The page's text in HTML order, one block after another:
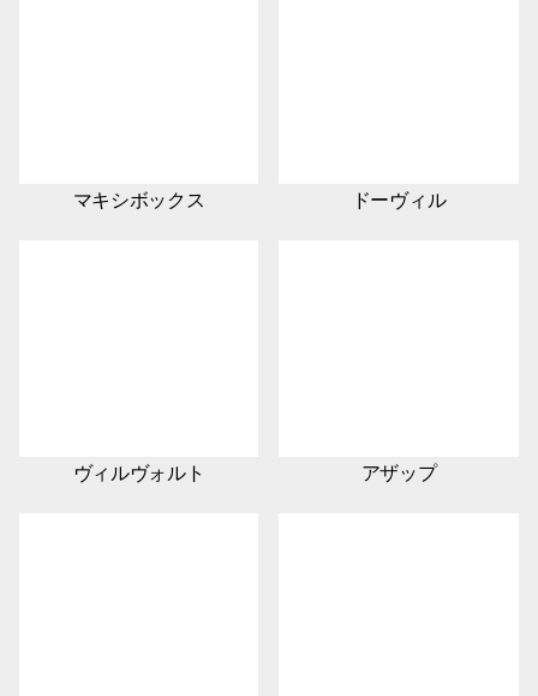
マキシボックス ドーヴィル
ヴィルヴォルト アザップ